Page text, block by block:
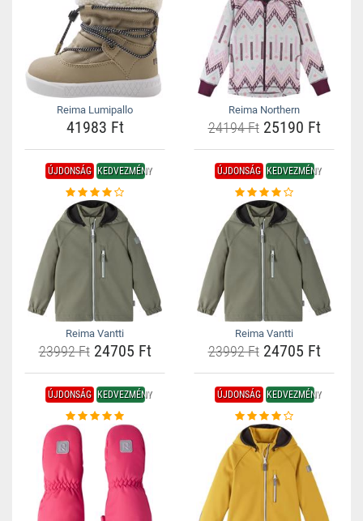
Reima Lumipallo
41983 Ft
Reima Northern
24194 Ft25190 Ft
ÚJDONSÁG KEDVEZMÉNY
Reima Vantti
23992 Ft24705 Ft
ÚJDONSÁG KEDVEZMÉNY
Reima Vantti
23992 Ft24705 Ft
ÚJDONSÁG KEDVEZMÉNY ÚJDONSÁG KEDVEZMÉNY